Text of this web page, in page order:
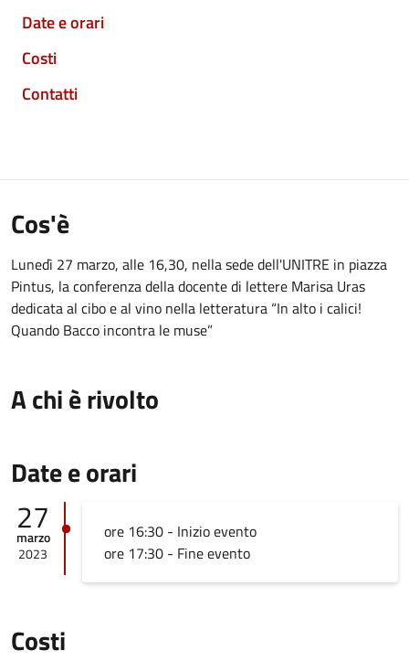
Date e orari
Costi
Contatti
Cos'è
Lunedì 27 marzo, alle 16,30, nella sede dell'UNITRE in piazza
Pintus, la conferenza della docente di lettere Marisa Uras
dedicata al cibo e al vino nella letteratura “In alto i calici!
Quando Bacco incontra le muse”
A chi è rivolto
Date e orari
27
marzo
2023
ore 16:30 - Inizio evento
ore 17:30 - Fine evento
Costi